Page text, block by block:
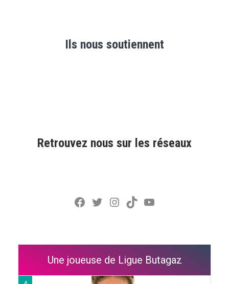
Ils nous soutiennent
Retrouvez nous sur les réseaux
Facebook
Twitter
Instagram
TikTokYouTube
Une joueuse de Ligue Butagaz